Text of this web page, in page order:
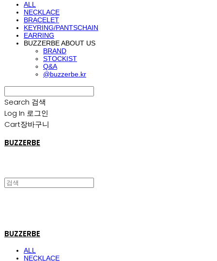
ALL
NECKLACE
BRACELET
KEYRING/PANTSCHAIN
EARRING
BUZZERBE ABOUT US
BRAND
STOCKIST
Q&A
@buzzerbe.kr
Search 검색
Log In 로그인
Cart장바구니
BUZZERBE
BUZZERBE
ALL
NECKLACE